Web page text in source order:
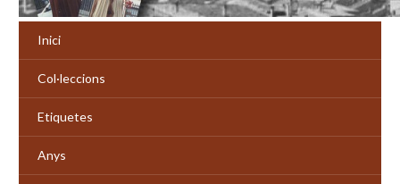
Inici
Col·leccions
Etiquetes
Anys